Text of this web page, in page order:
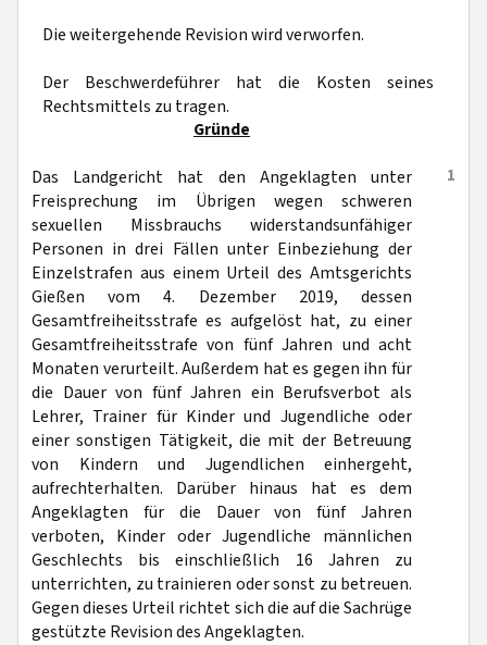
Die weitergehende Revision wird verworfen.
Der Beschwerdeführer hat die Kosten seines
Rechtsmittels zu tragen.
Gründe
1
Das Landgericht hat den Angeklagten unter
Freisprechung im Übrigen wegen schweren
sexuellen Missbrauchs widerstandsunfähiger
Personen in drei Fällen unter Einbeziehung der
Einzelstrafen aus einem Urteil des Amtsgerichts
Gießen vom 4. Dezember 2019, dessen
Gesamtfreiheitsstrafe es aufgelöst hat, zu einer
Gesamtfreiheitsstrafe von fünf Jahren und acht
Monaten verurteilt. Außerdem hat es gegen ihn für
die Dauer von fünf Jahren ein Berufsverbot als
Lehrer, Trainer für Kinder und Jugendliche oder
einer sonstigen Tätigkeit, die mit der Betreuung
von Kindern und Jugendlichen einhergeht,
aufrechterhalten. Darüber hinaus hat es dem
Angeklagten für die Dauer von fünf Jahren
verboten, Kinder oder Jugendliche männlichen
Geschlechts bis einschließlich 16 Jahren zu
unterrichten, zu trainieren oder sonst zu betreuen.
Gegen dieses Urteil richtet sich die auf die Sachrüge
gestützte Revision des Angeklagten.